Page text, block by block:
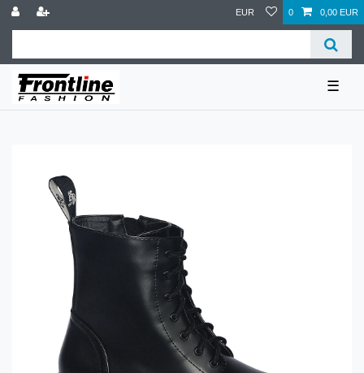
EUR 0 0,00 EUR
☰